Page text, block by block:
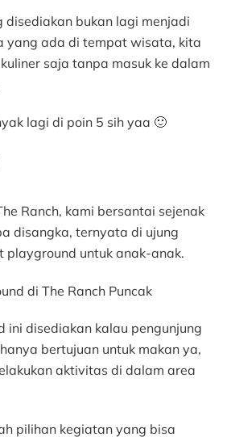
disediakan bukan lagi menjadi
yang ada di tempat wisata, kita
saja tanpa masuk ke dalam
lagi di poin 5 sih yaa 🙂
Ranch, kami bersantai sejenak
disangka, ternyata di ujung
playground untuk anak-anak.
ini disediakan kalau pengunjung
bertujuan untuk makan ya,
aktivitas di dalam area
pilihan kegiatan yang bisa